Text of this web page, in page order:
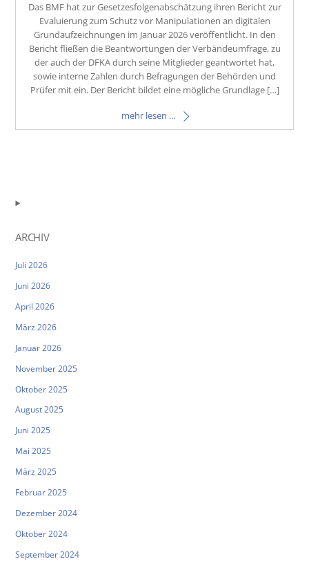
Das BMF hat zur Gesetzesfolgenabschätzung ihren Bericht zur
Evaluierung zum Schutz vor Manipulationen an digitalen
Grundaufzeichnungen im Januar 2026 veröffentlicht. In den
Bericht fließen die Beantwortungen der Verbändeumfrage, zu
der auch der DFKA durch seine Mitglieder geantwortet hat,
sowie interne Zahlen durch Befragungen der Behörden und
Prüfer mit ein. Der Bericht bildet eine mögliche Grundlage […]
mehr lesen ...
ARCHIV
Juli 2026
Juni 2026
April 2026
März 2026
Januar 2026
November 2025
Oktober 2025
August 2025
Juni 2025
Mai 2025
März 2025
Februar 2025
Dezember 2024
Oktober 2024
September 2024